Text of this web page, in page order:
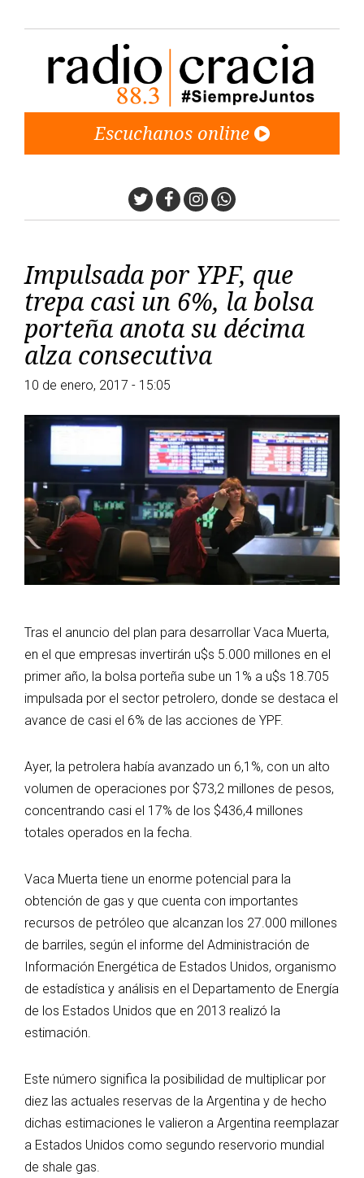
Escuchanos online
TwitterFacebook
Instagram
Whatsapp
Impulsada por YPF, que
trepa casi un 6%, la bolsa
porteña anota su décima
alza consecutiva
10 de enero, 2017 - 15:05
Tras el anuncio del plan para desarrollar Vaca Muerta,
en el que empresas invertirán u$s 5.000 millones en el
primer año, la bolsa porteña sube un 1% a u$s 18.705
impulsada por el sector petrolero, donde se destaca el
avance de casi el 6% de las acciones de YPF.
Ayer, la petrolera había avanzado un 6,1%, con un alto
volumen de operaciones por $73,2 millones de pesos,
concentrando casi el 17% de los $436,4 millones
totales operados en la fecha.
Vaca Muerta tiene un enorme potencial para la
obtención de gas y que cuenta con importantes
recursos de petróleo que alcanzan los 27.000 millones
de barriles, según el informe del Administración de
Información Energética de Estados Unidos, organismo
de estadística y análisis en el Departamento de Energía
de los Estados Unidos que en 2013 realizó la
estimación.
Este número significa la posibilidad de multiplicar por
diez las actuales reservas de la Argentina y de hecho
dichas estimaciones le valieron a Argentina reemplazar
a Estados Unidos como segundo reservorio mundial
de shale gas.